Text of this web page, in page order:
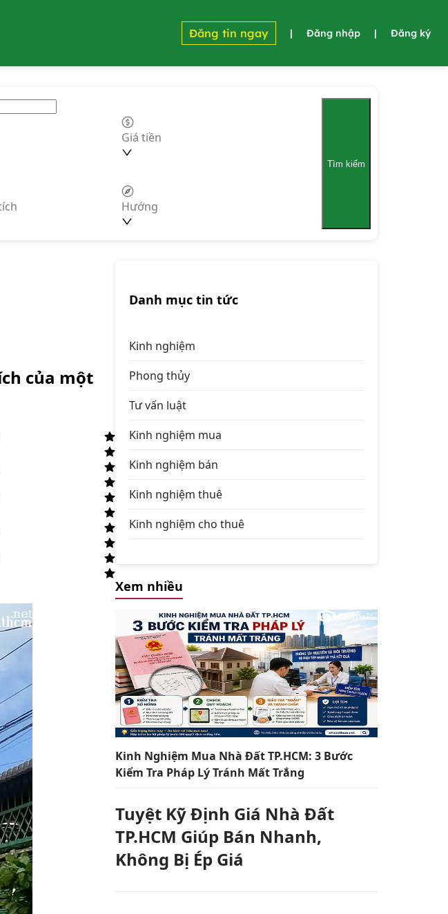
Đăng tin ngay | Đăng nhập | Đăng ký
Giá tiền
Hướng
Tìm kiếm
của một
Danh mục tin tức
Kinh nghiệm
Phong thủy
Tư vấn luật
Kinh nghiệm mua
Kinh nghiệm bán
Kinh nghiệm thuê
Kinh nghiệm cho thuê
Xem nhiều
Kinh Nghiệm Mua Nhà Đất TP.HCM: 3 Bước
Kiểm Tra Pháp Lý Tránh Mất Trắng
Tuyệt Kỹ Định Giá Nhà Đất
TP.HCM Giúp Bán Nhanh,
Không Bị Ép Giá